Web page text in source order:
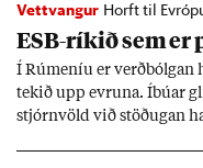
Vettvangur Horft til
ESB-rík­ið sem er
Í Rúm­en­íu er verð­bólg­an
tek­ið upp evr­una. Íbú­ar
stjórn­völd við stöð­ug­an